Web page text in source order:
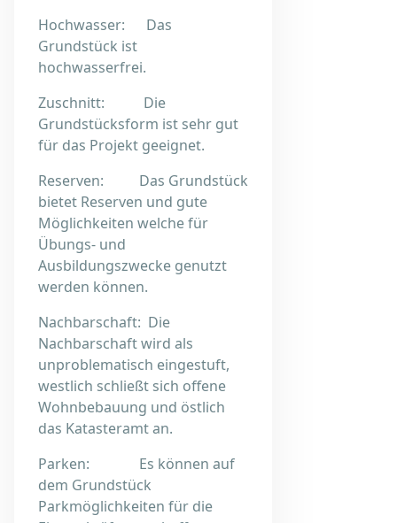
Hochwasser: Das
Grundstück ist
hochwasserfrei.
Zuschnitt: Die
Grundstücksform ist sehr gut
für das Projekt geeignet.
Reserven: Das Grundstück
bietet Reserven und gute
Möglichkeiten welche für
Übungs- und
Ausbildungszwecke genutzt
werden können.
Nachbarschaft: Die
Nachbarschaft wird als
unproblematisch eingestuft,
westlich schließt sich offene
Wohnbebauung und östlich
das Katasteramt an.
Parken: Es können auf
dem Grundstück
Parkmöglichkeiten für die